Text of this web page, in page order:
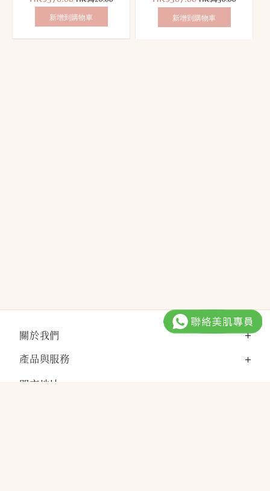
惠
錢：
新增到購物車
惠
錢：
新增到購物車
關於我們
產品與服務
門市地址